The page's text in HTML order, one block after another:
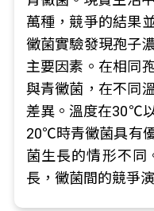
萬種，競爭的結果
黴菌實驗發現孢子
主要因素。在相同
與青黴菌，在不同
差異。溫度在30℃
20℃時青黴菌具有
菌生長的情形不同
長，黴菌間的競爭